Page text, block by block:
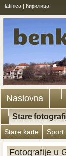
latinica | ћирилица
Naslovna
Stare
Stare karte Sport
Fotografije u